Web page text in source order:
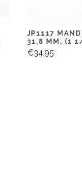
JP1117
31,8 MM, (1
€34,95